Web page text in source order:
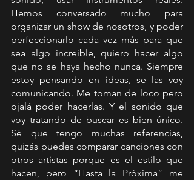
Hemos conversado mucho para
organizar un show de nosotros, y poder
perfeccionarlo cada vez más para que
sea algo increíble, quiero hacer algo
que no se haya hecho nunca. Siempre
estoy pensando en ideas, se las voy
comunicando. Me toman de loco pero
ojalá poder hacerlas. Y el sonido que
voy tratando de buscar es bien único.
Sé que tengo muchas referencias,
quizás puedes comparar canciones con
otros artistas porque es el estilo que
hacen, pero “Hasta la Próxima” me